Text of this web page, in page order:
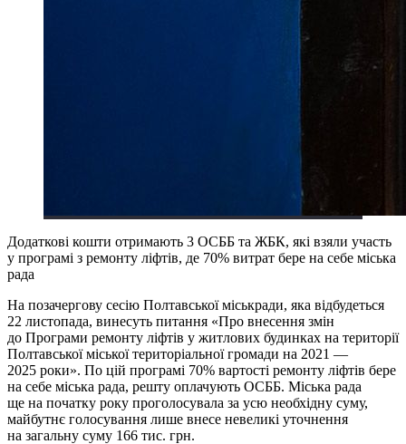
Додаткові кошти отримають 3 ОСББ та ЖБК, які взяли участь
у програмі з ремонту ліфтів, де 70% витрат бере на себе міська
рада
На позачергову сесію Полтавської міськради, яка відбудеться
22 листопада, винесуть питання «Про внесення змін
до Програми ремонту ліфтів у житлових будинках на території
Полтавської міської територіальної громади на 2021 —
2025 роки». По цій програмі 70% вартості ремонту ліфтів бере
на себе міська рада, решту оплачують ОСББ. Міська рада
ще на початку року проголосувала за усю необхідну суму,
майбутнє голосування лише внесе невеликі уточнення
на загальну суму 166 тис. грн.